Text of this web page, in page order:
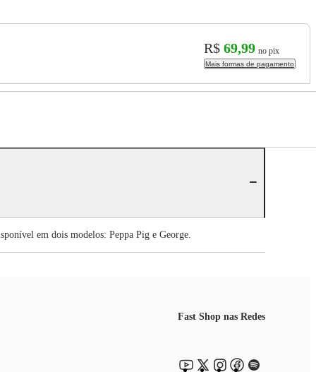
R$ 69,99 no pix
Mais formas de pagamento
em dois modelos: Peppa Pig e George.
Fast Shop nas Redes